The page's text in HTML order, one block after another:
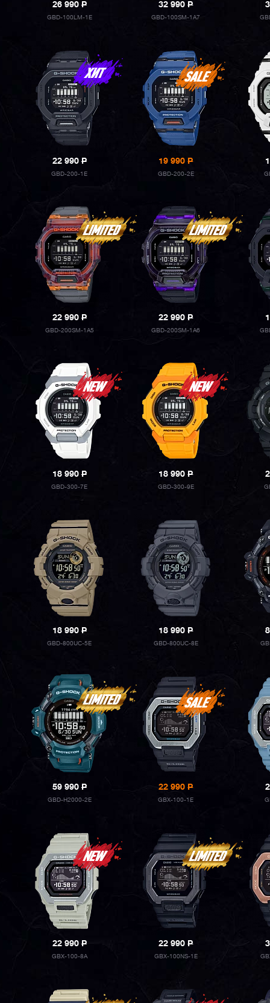
26 990P
GBD-100LM-1E
32 990P
GBD-100SM-1A7
22 990P
GBD-200-1E
19 990P
GBD-200-2E
22 990P
GBD-200SM-1A5
22 990P
GBD-200SM-1A6
18 990P
GBD-300-7E
18 990P
GBD-300-9E
18 990P
GBD-800UC-5E
18 990P
GBD-800UC-8E
59 990P
GBD-H2000-2E
22 990P
GBX-100-1E
22 990P
GBX-100-8A
22 990P
GBX-100NS-1E